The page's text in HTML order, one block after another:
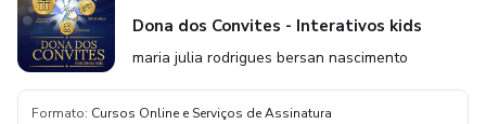
Dona dos Convites - Interativos kids
maria julia rodrigues bersan nascimento
Formato: Cursos Online e Serviços de Assinatura